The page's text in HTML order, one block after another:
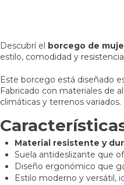
Descubrí el borcego de
estilo, comodidad y
Este borcego está diseñado
Fabricado con materiales de
climáticas y terrenos variados.
Material resistente y
Suela antideslizante que
Diseño ergonómico que
Estilo moderno y versátil,